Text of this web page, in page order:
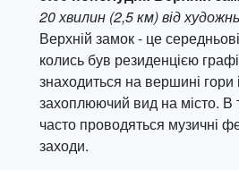
20 хвилин (2,5 км) від
Верхній замок - це
колись був резиденцією
знаходиться на вершині гори
захоплюючий вид на місто. В
часто проводяться музичні
заходи.